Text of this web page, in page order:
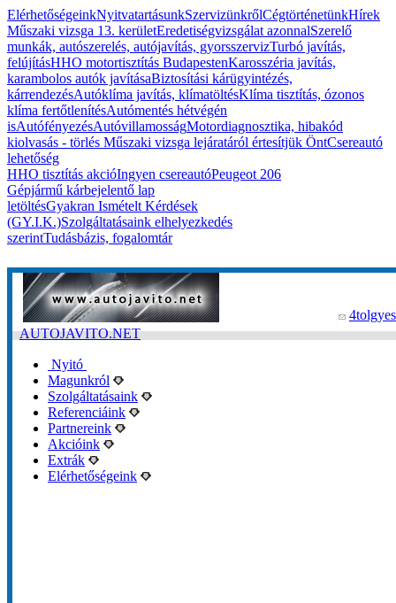
ElérhetőségeinkNyitvatartásunkSzervizünkrőlCégtörténetünkHírek
Műszaki vizsga 13. kerületEredetiségvizsgálat azonnalSzerelő
munkák, autószerelés, autójavítás, gyorsszervizTurbó javítás,
felújításHHO motortisztítás BudapestenKarosszéria javítás,
karambolos autók javításaBiztosítási kárügyintézés,
kárrendezésAutóklíma javítás, klímatöltésKlíma tisztítás, ózonos
klíma fertőtlenítésAutómentés hétvégén
isAutófényezésAutóvillamosságMotordiagnosztika, hibakód
kiolvasás - törlés Műszaki vizsga lejáratáról értesítjük ÖntCsereautó
lehetőség
HHO tisztítás akcióIngyen csereautóPeugeot 206
Gépjármű kárbejelentő lap
letöltésGyakran Ismételt Kérdések
(GY.I.K.)Szolgáltatásaink elhelyezkedés
szerintTudásbázis, fogalomtár
AUTOJAVITO.NET
Nyitó
Magunkról
Szolgáltatásaink
Referenciáink
Partnereink
Akcióink
Extrák
Elérhetőségeink